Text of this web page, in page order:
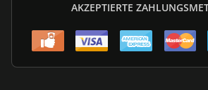
AKZEPTIERTE